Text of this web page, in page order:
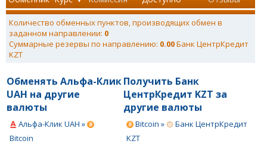
Количество обменных пунктов, производящих обмен в
заданном направлении: 0
Суммарные резервы по направлению: 0.00Банк ЦентрКредит
KZT
Обменять Альфа-Клик
UAH на другие
валюты
Альфа-Клик UAH »
Bitcoin
Получить Банк
ЦентрКредит KZT за
другие валюты
Bitcoin »
Банк ЦентрКредит
KZT